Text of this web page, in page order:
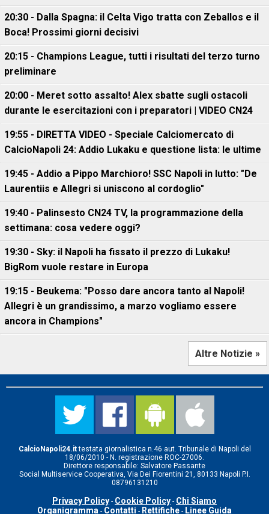
20:30 - Dalla Spagna: il Celta Vigo tratta con Zeballos e il
Boca! Prossimi giorni decisivi
20:15 - Champions League, tutti i risultati del terzo turno
preliminare
20:00 - Meret sotto assalto! Alex sbatte sugli ostacoli
durante le esercitazioni con i preparatori | VIDEO CN24
19:55 - DIRETTA VIDEO - Speciale Calciomercato di
CalcioNapoli 24: Addio Lukaku e questione lista: le ultime
19:45 - Addio a Pippo Marchioro! SSC Napoli in lutto: "De
Laurentiis e Allegri si uniscono al cordoglio"
19:40 - Palinsesto CN24 TV, la programmazione della
settimana: cosa vedere oggi?
19:30 - Sky: il Napoli ha fissato il prezzo di Lukaku!
BigRom vuole restare in Europa
19:15 - Beukema: "Posso dare ancora tanto al Napoli!
Allegri è un grandissimo, a marzo vogliamo essere
ancora in Champions"
Altre Notizie »
CalcioNapoli24.ittestata giornalistica n.46 aut. Tribunale di Napoli del
18/06/2010 - N. registrazione ROC-27006.
Direttore responsabile: Salvatore Passante
Social Multiservice Cooperativa, Via Dei Fiorentini 21, 80133 Napoli P.I.
08796131210
Privacy Policy - Cookie Policy - Chi Siamo
Organigramma - Contatti - Rettifiche - Linee Guida